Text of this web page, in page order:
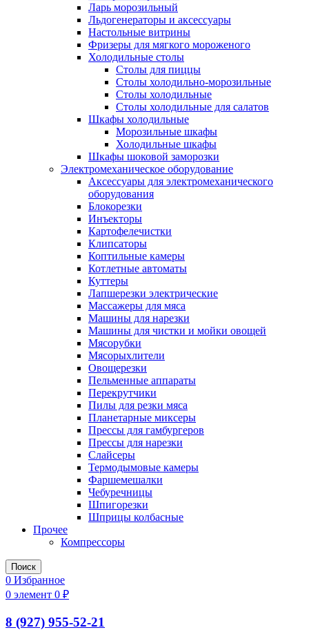
Ларь морозильный
Льдогенераторы и аксессуары
Настольные витрины
Фризеры для мягкого мороженого
Холодильные столы
Столы для пиццы
Столы холодильно-морозильные
Столы холодильные
Столы холодильные для салатов
Шкафы холодильные
Mорозильные шкафы
Холодильные шкафы
Шкафы шоковой заморозки
Электромеханическое оборудование
Аксессуары для электромеханического
оборудования
Блокорезки
Инъекторы
Картофелечистки
Клипсаторы
Коптильные камеры
Котлетные автоматы
Куттеры
Лапшерезки электрические
Массажеры для мяса
Машины для нарезки
Машины для чистки и мойки овощей
Мясорубки
Мясорыхлители
Овощерезки
Пельменные аппараты
Перекрутчики
Пилы для резки мяса
Планетарные миксеры
Прессы для гамбургеров
Прессы для нарезки
Слайсеры
Термодымовые камеры
Фаршемешалки
Чебуречницы
Шпигорезки
Шприцы колбасные
Прочее
Компрессоры
Поиск
0 Избранное
0 элемент 0 ₽
8 (927) 955-52-21